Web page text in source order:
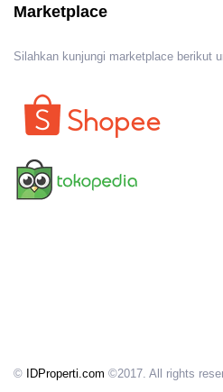
Marketplace
Silahkan kunjungi marketplace berikut
© IDProperti.com ©2017. All rights